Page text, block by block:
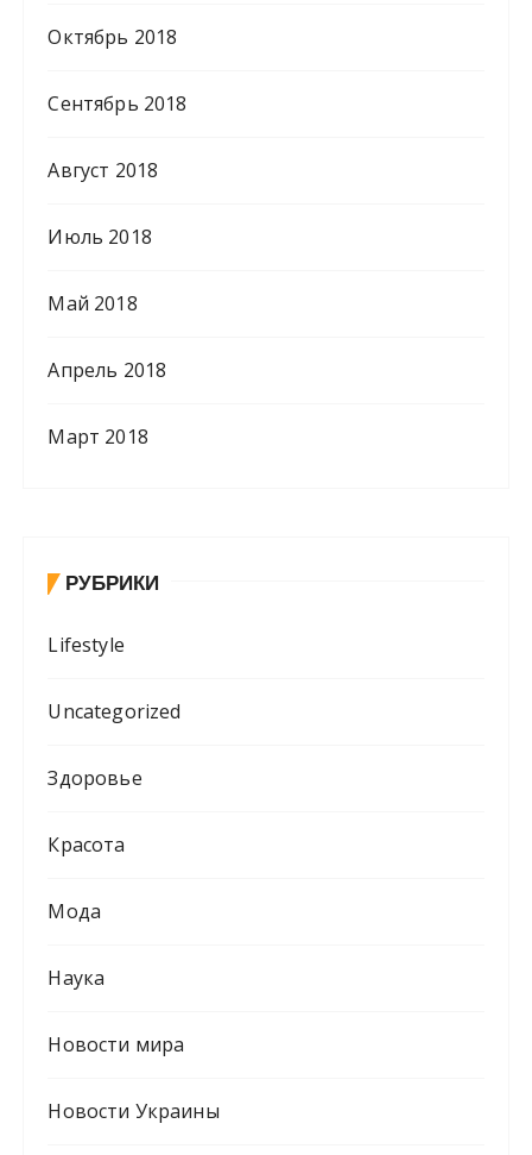
Октябрь 2018
Сентябрь 2018
Август 2018
Июль 2018
Май 2018
Апрель 2018
Март 2018
РУБРИКИ
Lifestyle
Uncategorized
Здоровье
Красота
Мода
Наука
Новости мира
Новости Украины